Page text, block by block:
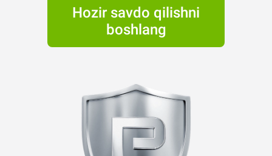
Hozir savdo qilishni
boshlang